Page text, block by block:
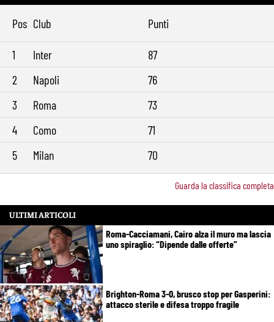
Pos Club Punti
1 Inter
87
2
Napoli
76
3
Roma
73
4
Como
71
5
Milan 70
Guarda la classifica completa
ULTIMI ARTICOLI
Roma-Cacciamani, Cairo alza il muro ma lascia
uno spiraglio: “Dipende dalle offerte”
Brighton-Roma 3-0, brusco stop per Gasperini:
attacco sterile e difesa troppo fragile